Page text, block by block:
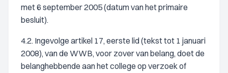
met 6 september 2005 (datum van het primaire
besluit).
4.2. Ingevolge artikel 17, eerste lid (tekst tot 1 januari
2008), van de WWB, voor zover van belang, doet de
belanghebbende aan het college op verzoek of